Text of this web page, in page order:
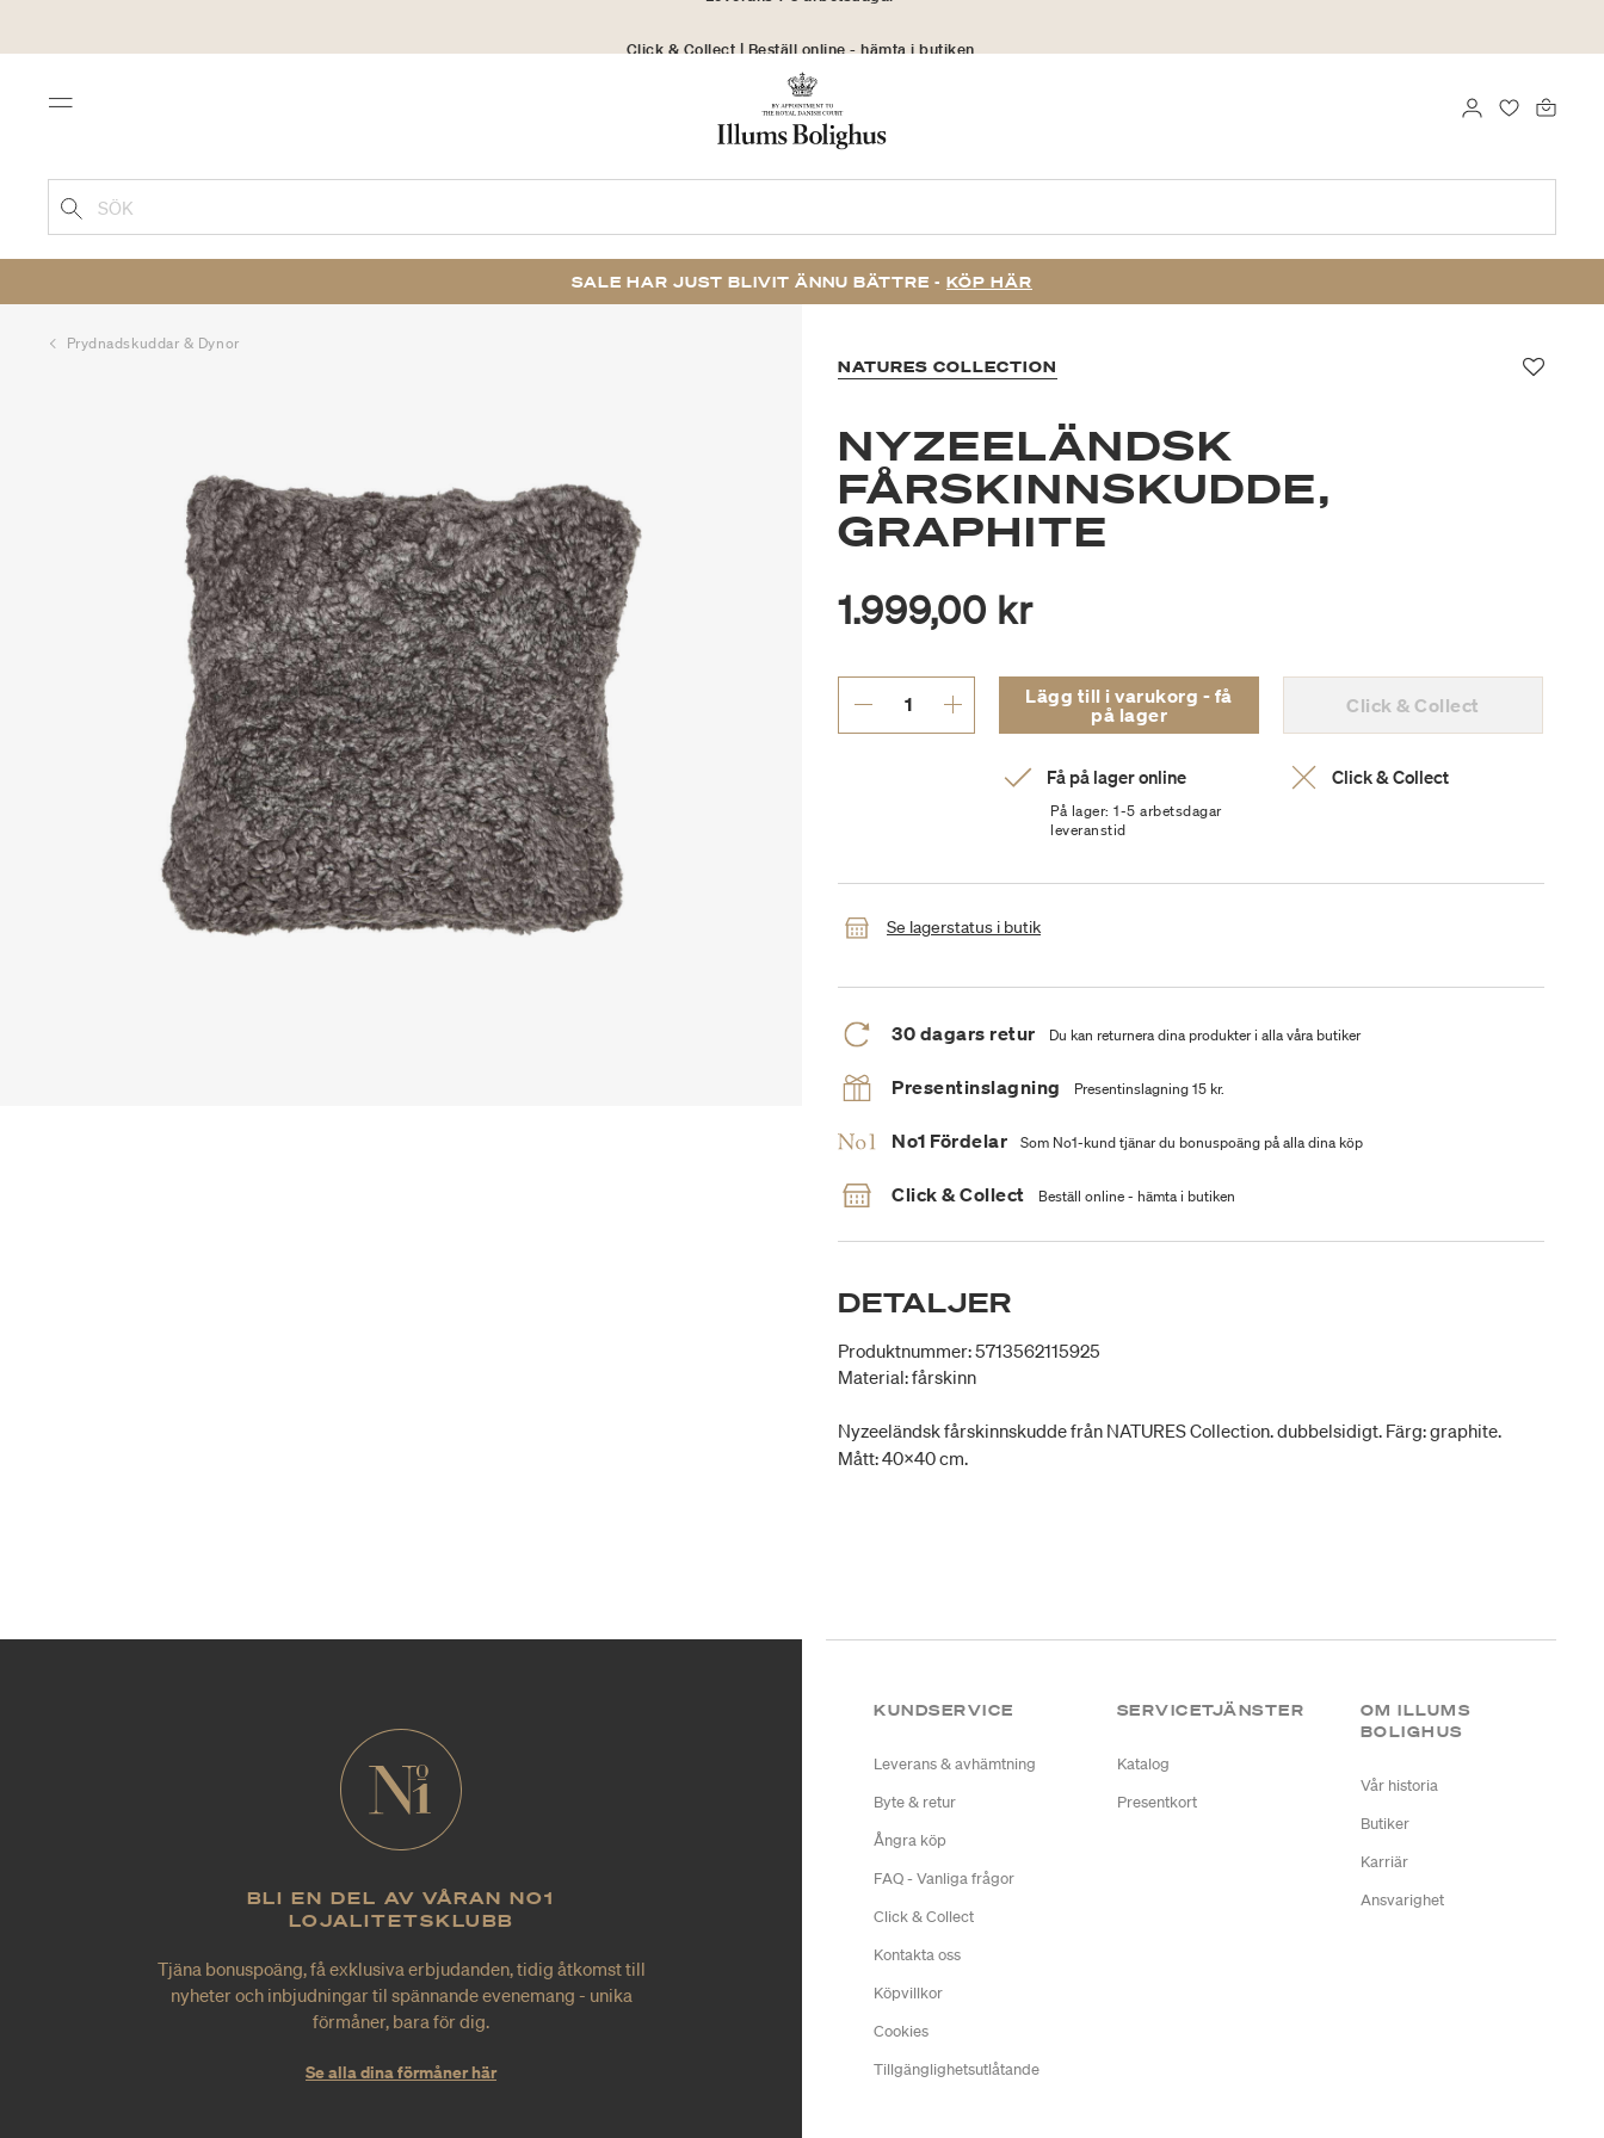
30 dagars returrätt
Menu FAVORITER
LOGGA IN
SÖK
SALE HAR JUST BLIVIT ÄNNU BÄTTRE - KÖP HÄR
Prydnadskuddar & Dynor
NATURES COLLECTION
NYZEELÄNDSK
FÅRSKINNSKUDDE,
GRAPHITE
1.999,00 kr
Lägg till i varukorg - få
på lager
Click & Collect
Få på lager online
På lager: 1-5 arbetsdagar
leveranstid
Click & Collect
Se lagerstatus i butik
30 dagars retur Du kan returnera dina produkter i alla våra butiker
Presentinslagning Presentinslagning 15 kr.
No1 Fördelar Som No1-kund tjänar du bonuspoäng på alla dina köp
Click & Collect Beställ online - hämta i butiken
DETALJER
Produktnummer: 5713562115925
Material: fårskinn
Nyzeeländsk fårskinnskudde från NATURES Collection. dubbelsidigt. Färg: graphite.
Mått: 40x40 cm.
BLI EN DEL AV VÅRAN NO1
LOJALITETSKLUBB
Tjäna bonuspoäng, få exklusiva erbjudanden, tidig åtkomst till
nyheter och inbjudningar til spännande evenemang - unika
förmåner, bara för dig.
Se alla dina förmåner här
KUNDSERVICE
Leverans & avhämtning
Byte & retur
Ångra köp
FAQ - Vanliga frågor
Click & Collect
Kontakta oss
Köpvillkor
Cookies
Tillgänglighetsutlåtande
SERVICETJÄNSTER
Katalog
Presentkort
OM ILLUMS
BOLIGHUS
Vår historia
Butiker
Karriär
Ansvarighet